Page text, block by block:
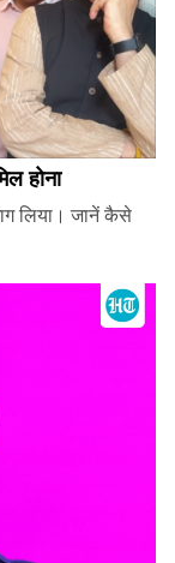
होना
लिया। जानें कैसे